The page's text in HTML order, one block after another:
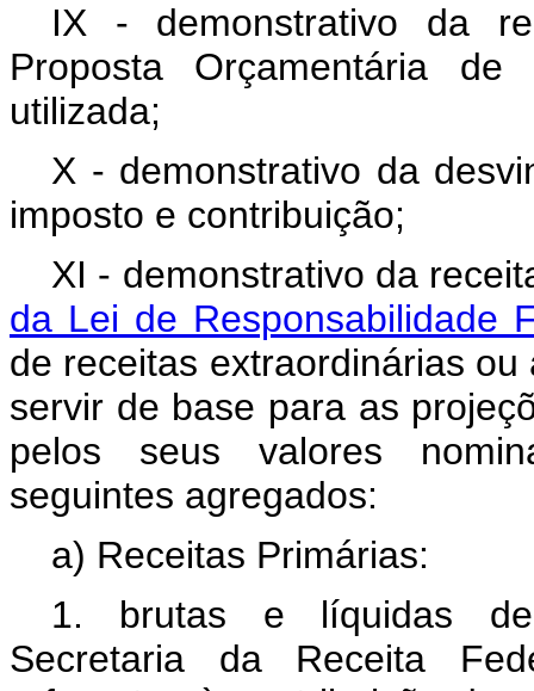
IX - demonstrativo da
Proposta Orçamentária
utilizada;
X - demonstrativo da
imposto e contribuição;
XI - demonstrativo da
da Lei de Responsabilidade
de receitas extraordinárias
servir de base para as
pelos seus valores
seguintes agregados:
a) Receitas Primárias:
1. brutas e líquidas de
Secretaria da Receita